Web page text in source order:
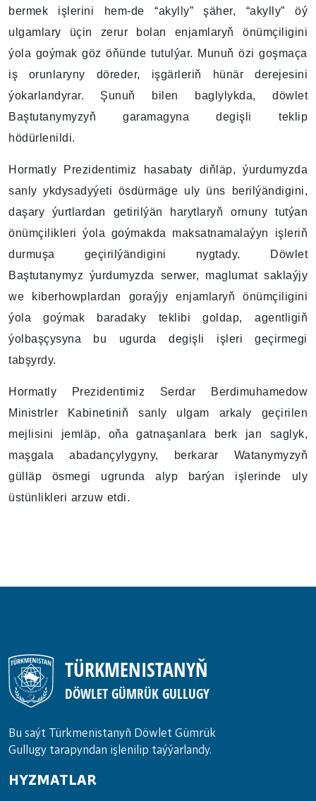
bermek işlerini hem-de “akylly” şäher, “akylly” öý
ulgamlary üçin zerur bolan enjamlaryň önümçiligini
ýola goýmak göz öňünde tutulýar. Munuň özi goşmaça
iş orunlaryny döreder, işgärleriň hünär derejesini
ýokarlandyrar. Şunuň bilen baglylykda, döwlet
Baştutanymyzyň garamagyna degişli teklip
hödürlenildi.
Hormatly Prezidentimiz hasabaty diňläp, ýurdumyzda
sanly ykdysadyýeti ösdürmäge uly üns berilýändigini,
daşary ýurtlardan getirilýän harytlaryň ornuny tutýan
önümçilikleri ýola goýmakda maksatnamalaýyn işleriň
durmuşa geçirilýändigini nygtady. Döwlet
Baştutanymyz ýurdumyzda serwer, maglumat saklaýjy
we kiberhowplardan goraýjy enjamlaryň önümçiligini
ýola goýmak baradaky teklibi goldap, agentligiň
ýolbaşçysyna bu ugurda degişli işleri geçirmegi
tabşyrdy.
Hormatly Prezidentimiz Serdar Berdimuhamedow
Ministrler Kabinetiniň sanly ulgam arkaly geçirilen
mejlisini jemläp, oňa gatnaşanlara berk jan saglyk,
maşgala abadançylygyny, berkarar Watanymyzyň
gülläp ösmegi ugrunda alyp barýan işlerinde uly
üstünlikleri arzuw etdi.
TÜRKMENISTANYŇ
DÖWLET GÜMRÜK GULLUGY
Bu saýt Türkmenistanyñ Döwlet Gümrük
Gullugy tarapyndan işlenilip taýýarlandy.
HYZMATLAR